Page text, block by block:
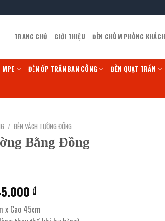
TRANG CHỦ GIỚI THIỆU ĐÈN CHÙM PHÒNG KHÁCH
MPE ĐÈN ỐP TRẦN BAN CÔNG ĐÈN QUẠT TRẦN
/ ĐÈN VÁCH TƯỜNG ĐỒNG
Bằng Đồng
₫Giá
tại
x Cao 45cm